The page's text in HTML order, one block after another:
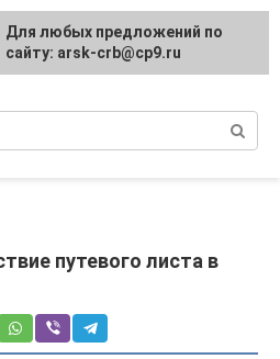
и
путевого листа в
Для любых предложений по
сайту: arsk-crb@cp9.ru